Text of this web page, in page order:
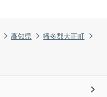
高知県
幡多郡大正町